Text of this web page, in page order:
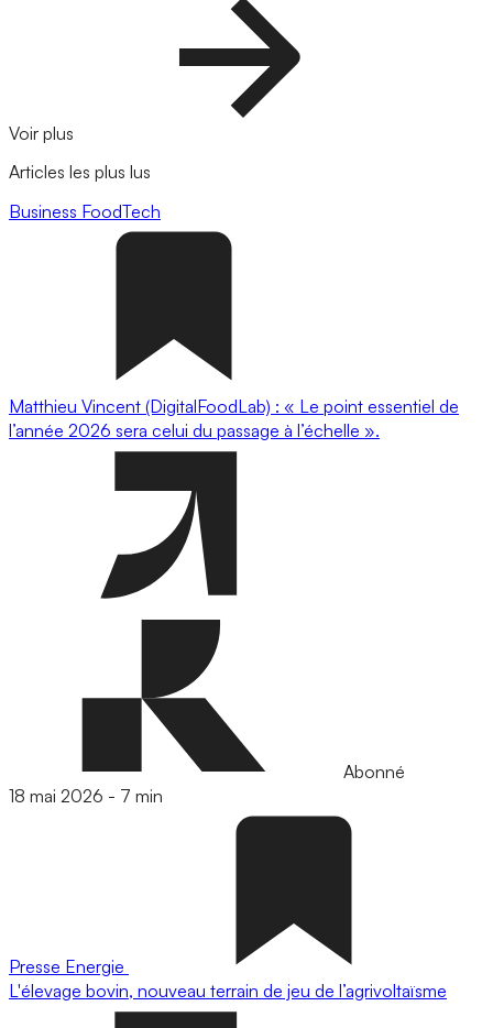
Voir plus
Articles les plus lus
Business FoodTech
Matthieu Vincent (DigitalFoodLab) : « Le point essentiel de
l’année 2026 sera celui du passage à l’échelle ».
Abonné
18 mai 2026 - 7 min
Presse Energie
L'élevage bovin, nouveau terrain de jeu de l’agrivoltaïsme